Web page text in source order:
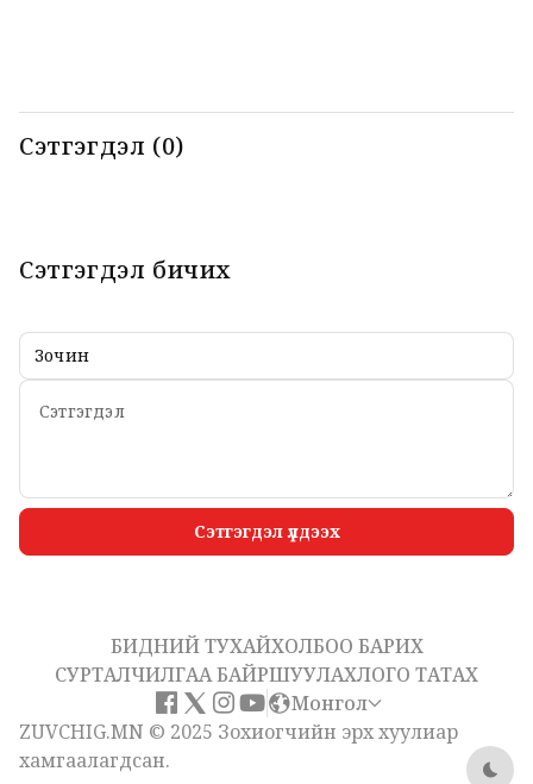
Сэтгэгдэл (0)
Сэтгэгдэл бичих
Сэтгэгдэл үлдээх
БИДНИЙ ТУХАЙХОЛБОО БАРИХ
СУРТАЛЧИЛГАА БАЙРШУУЛАХЛОГО ТАТАХ
Монгол
ZUVCHIG.MN © 2025 Зохиогчийн эрх хуулиар
хамгаалагдсан.